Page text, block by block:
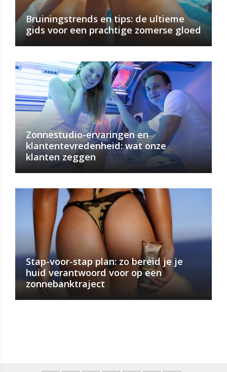
Bruiningstrends en tips: de ultieme
gids voor een prachtige zomerse gloed
Zonnestudio-ervaringen en
klantentevredenheid: wat onze
klanten zeggen
Stap-voor-stap plan: zo bereid je je
huid verantwoord voor op een
zonnebanktraject